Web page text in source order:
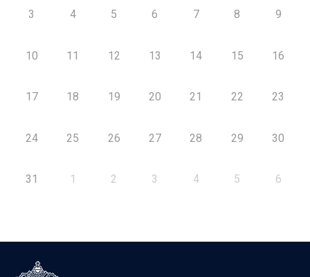
3 4 5 6 7 8 9
10 11 12 13 14 15 16
17 18 19 20 21 22 23
24 25 26 27 28 29 30
31 1 2 3 4 5 6